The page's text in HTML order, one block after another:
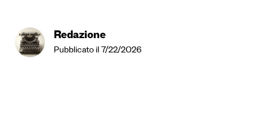
Redazione
Pubblicato il 7/22/2026